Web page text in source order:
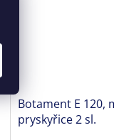
Botament E 120,
pryskyřice 2 sl.